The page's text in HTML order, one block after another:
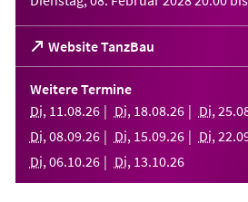
Website TanzBau
(Öffnet
in
einem
neuen
Tab)
Weitere Termine
Di, 11 .08.26 Di, 18.08.26 Di, 25.
Di, 08.09.26 Di, 15.09.26 Di, 22.
Di, 06.10.26 Di, 13.10.26